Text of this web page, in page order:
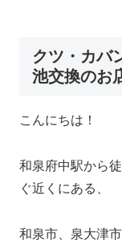
クツ・カバ
池交換のお
こんにちは！
和泉府中駅から
ぐ近くにある、
和泉市、泉大津